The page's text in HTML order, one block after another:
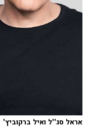
אראל סג''ל ואיל ברקוביץ'